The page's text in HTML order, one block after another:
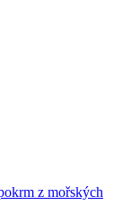
z mořských